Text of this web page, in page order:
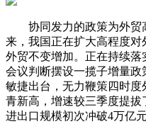
协同发力的政策为外贸
来，我国正在扩大高程度
外贸不变增加。正在持续
会议判断摆设一揽子增量
敏捷出台，无力鞭策四时度
青新高，增速较三季度提拔
进出口规模初次冲破4万亿